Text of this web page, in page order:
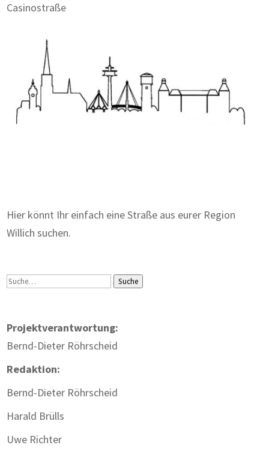
Casinostraße
Hier könnt Ihr einfach eine Straße aus eurer Region
Willich suchen.
Suche Suche
Projektverantwortung:
Bernd-Dieter Röhrscheid
Redaktion:
Bernd-Dieter Röhrscheid
Harald Brülls
Uwe Richter